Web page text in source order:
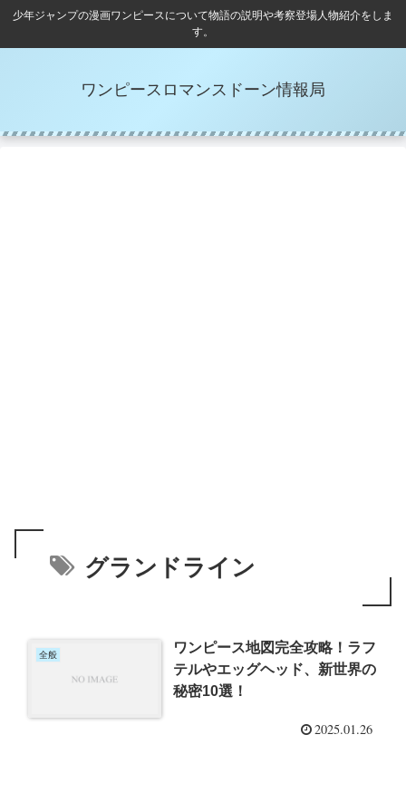
少年ジャンプの漫画ワンピースについて物語の説明や考察登場人物紹介をしま
す。
ワンピースロマンスドーン情報局
グランドライン
全般
ワンピース地図完全攻略！ラフ
テルやエッグヘッド、新世界の
秘密10選！
2025.01.26